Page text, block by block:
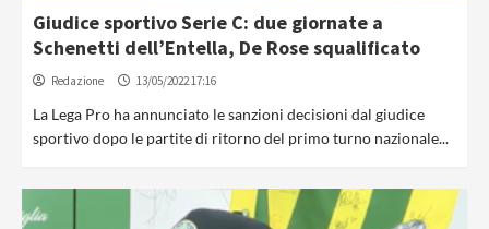
Giudice sportivo Serie C: due giornate a
Schenetti dell’Entella, De Rose squalificato
Redazione 13/05/2022 17:16
La Lega Pro ha annunciato le sanzioni decisioni dal giudice
sportivo dopo le partite di ritorno del primo turno nazionale...